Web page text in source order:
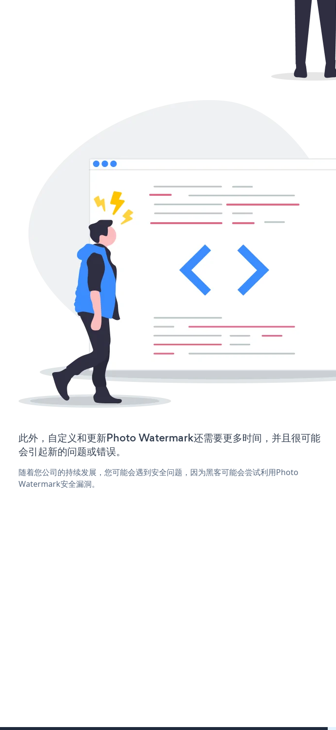
此外，自定义和更新Photo Watermark还需要更多时间，并且很可能
会引起新的问题或错误。
随着您公司的持续发展，您可能会遇到安全问题，因为黑客可能会尝试利用Photo
Watermark安全漏洞。